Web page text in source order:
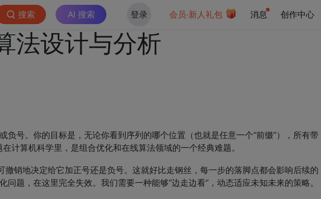
搜索 AI 搜索 登录 会员·新人礼包 消息 创作中心
法设计与分析
号。你的目标是，无论你看到序列的哪个位置（也就是任意一个“前缀”），所有带
计算机科学里，是组合优化和在线算法领域的一个经典难题。
销地决定给它加正号还是负号。这就好比走钢丝，每一步的落脚点都会影响后续的
题，在这里完全失效。我们需要一种能够“边走边看”，动态适应未知未来的策略。